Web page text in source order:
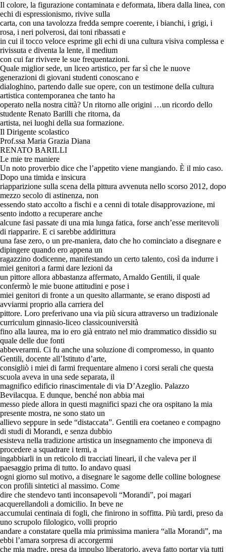
Il colore, la figurazione contaminata e deformata, libera dalla linea, con
echi di espressionismo, rivive sulla
carta, con una tavolozza fredda sempre coerente, i bianchi, i grigi, i
rosa, i neri polverosi, dai toni ribassati e
in cui il tocco veloce esprime gli echi di una cultura visiva complessa e
rivissuta e diventa la lente, il medium
con cui far rivivere le sue frequentazioni.
Quale miglior sede, un liceo artistico, per far sì che le nuove
generazioni di giovani studenti conoscano e
dialoghino, partendo dalle sue opere, con un testimone della cultura
artistica contemporanea che tanto ha
operato nella nostra città? Un ritorno alle origini …un ricordo dello
studente Renato Barilli che ritorna, da
artista, nei luoghi della sua formazione.
Il Dirigente scolastico
Prof.ssa Maria Grazia Diana
RENATO BARILLI
Le mie tre maniere
Un noto proverbio dice che l’appetito viene mangiando. È il mio caso.
Dopo una timida e insicura
riapparizione sulla scena della pittura avvenuta nello scorso 2012, dopo
mezzo secolo di astinenza, non
essendo stato accolto a fischi e a cenni di totale disapprovazione, mi
sento indotto a recuperare anche
alcune fasi passate di una mia lunga fatica, forse anch’esse meritevoli
di riapparire. E ci sarebbe addirittura
una fase zero, o un pre-maniera, dato che ho cominciato a disegnare e
dipingere quando ero appena un
ragazzino dodicenne, manifestando un certo talento, così da indurre i
miei genitori a farmi dare lezioni da
un pittore allora abbastanza affermato, Arnaldo Gentili, il quale
confermò le mie buone attitudini e pose i
miei genitori di fronte a un quesito allarmante, se erano disposti ad
avviarmi proprio alla carriera del
pittore. Loro preferivano una via più sicura attraverso un tradizionale
curriculum ginnasio-liceo classicouniversità
fino alla laurea, ma io ero già entrato nel mio drammatico dissidio su
quale delle due fonti
abbeverarmi. Ci fu anche una soluzione di compromesso, in quanto
Gentili, docente all’Istituto d’arte,
consigliò i miei di farmi frequentare almeno i corsi serali che questa
scuola aveva in una sede separata, il
magnifico edificio rinascimentale di via D’Azeglio. Palazzo
Bevilacqua. E dunque, benché non abbia mai
messo piede allora in questi magnifici spazi che ora ospitano la mia
presente mostra, ne sono stato un
allievo seppure in sede “distaccata”. Gentili era coetaneo e compagno
di studi di Morandi, e senza dubbio
esisteva nella tradizione artistica un insegnamento che imponeva di
procedere a squadrare i temi, a
ingabbiarli in un reticolo di tracciati lineari, il che valeva per il
paesaggio prima di tutto. Io andavo quasi
ogni giorno sul motivo, a disegnare le sagome delle colline bolognese
con profili sintetici al massimo. Come
dire che stendevo tanti inconsapevoli “Morandi”, poi magari
acquerellandoli a domicilio. In beve ne
accumulai centinaia di fogli, che finirono in soffitta. Più tardi, preso da
uno scrupolo filologico, volli proprio
andare a constatare quella mia primissima maniera “alla Morandi”, ma
ebbi l’amara sorpresa di accorgermi
che mia madre, presa da impulso liberatorio, aveva fatto portar via tutti